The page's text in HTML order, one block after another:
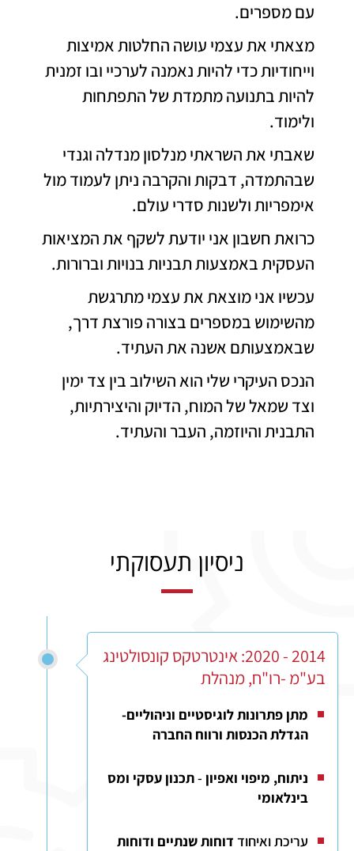
עם מספרים.
מצאתי את עצמי עושה החלטות אמיצות
וייחודיות כדי להיות נאמנה לערכיי ובו זמנית
להיות בתנועה מתמדת של התפתחות
ולימוד.
שאבתי את השראתי מנלסון מנדלה וגנדי
שבהתמדה, דבקות והקרבה ניתן לעמוד מול
אימפריות ולשנות סדרי עולם.
כרואת חשבון אני יודעת לשקף את המציאות
העסקית באמצעות תבניות בנויות וברורות.
עכשיו אני מוצאת את עצמי מתרגשת
מהשימוש במספרים בצורה פורצת דרך,
שבאמצעותם אשנה את העתיד.
הנכס העיקרי שלי הוא השילוב בין צד ימין
וצד שמאל של המוח, הדיוק והיצירתיות,
התבנית והיוזמה, העבר והעתיד.
ניסיון תעסוקתי
2014 - 2020: אינטרטקס קונסולטינג
בע"מ -רו"ח, מנהלת
מתן פתרונות לוגיסטיים וניהוליים-
הגדלת הכנסות ורווח החברה
ניתוח, מיפוי ואפיון -תכנון עסקי ומס
בינלאומי
עריכת ואיחוד דוחות שנתיים ודוחות